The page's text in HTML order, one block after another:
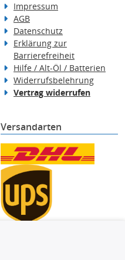
Impressum
AGB
Datenschutz
Erklärung zur
Barrierefreiheit
Hilfe / Alt-Öl / Batterien
Widerrufsbelehrung
Vertrag widerrufen
Versandarten